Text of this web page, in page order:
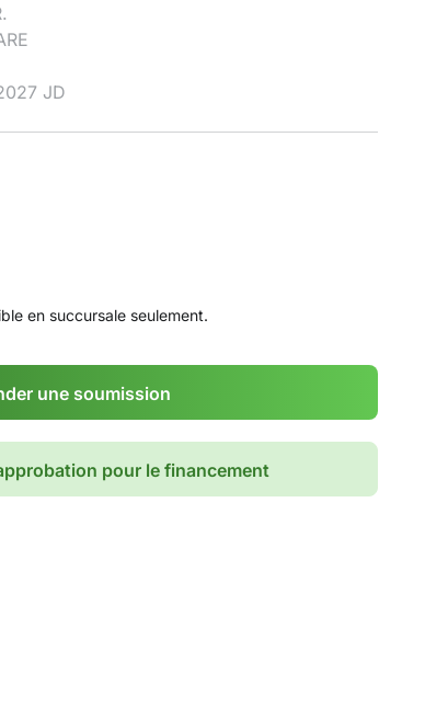
JD
en succursale seulement.
une soumission
pour le financement